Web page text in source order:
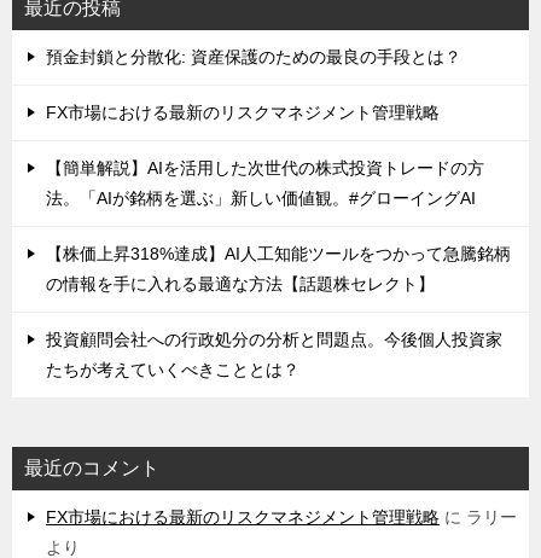
最近の投稿
預金封鎖と分散化: 資産保護のための最良の手段とは？
FX市場における最新のリスクマネジメント管理戦略
【簡単解説】AIを活用した次世代の株式投資トレードの方
法。「AIが銘柄を選ぶ」新しい価値観。#グローイングAI
【株価上昇318%達成】AI人工知能ツールをつかって急騰銘柄
の情報を手に入れる最適な方法【話題株セレクト】
投資顧問会社への行政処分の分析と問題点。今後個人投資家
たちが考えていくべきこととは？
最近のコメント
FX市場における最新のリスクマネジメント管理戦略 に ラリー
より